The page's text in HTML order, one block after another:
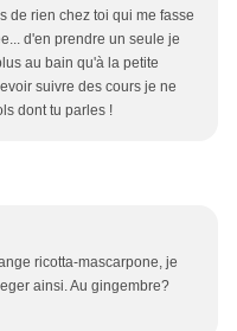
de rien chez toi qui me fasse
d'en prendre un seule je
au bain qu'à la petite
suivre des cours je ne
dont tu parles !
ricotta-mascarpone, je
ainsi. Au gingembre?